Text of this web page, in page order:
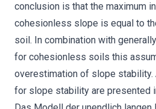
conclusion is that the maximum
cohesionless slope is equal to
soil. In combination with
for cohesionless soils this
overestimation of slope
for slope stability are presented